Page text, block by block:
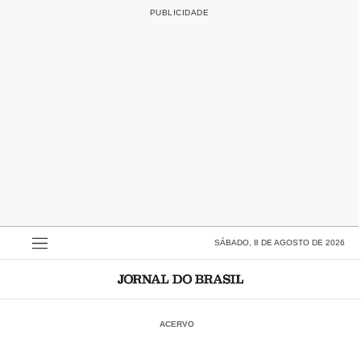
SÁBADO, 8 DE AGOSTO DE 2026
ACERVO